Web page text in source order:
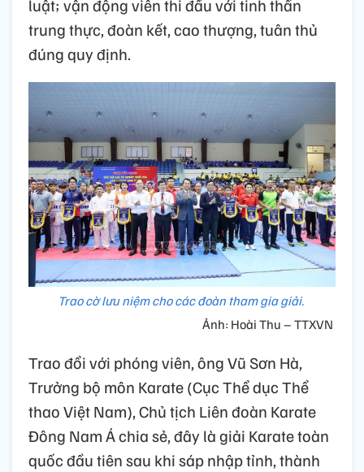
luật; vận động viên thi đấu với tinh thần
trung thực, đoàn kết, cao thượng, tuân thủ
đúng quy định.
Trao cờ lưu niệm cho các đoàn tham gia giải.
Ảnh: Hoài Thu – TTXVN
Trao đổi với phóng viên, ông Vũ Sơn Hà,
Trưởng bộ môn Karate (Cục Thể dục Thể
thao Việt Nam), Chủ tịch Liên đoàn Karate
Đông Nam Á chia sẻ, đây là giải Karate toàn
quốc đầu tiên sau khi sáp nhập tỉnh, thành